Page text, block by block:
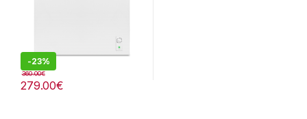
-23%
279.00€
360.00€